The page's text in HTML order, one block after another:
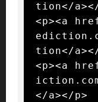
tion</
<p><a
tion</
<p><a
</a></p>